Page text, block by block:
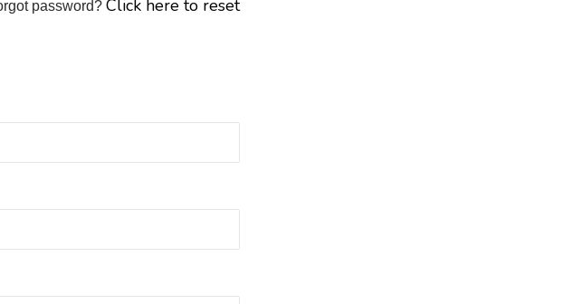
password? Click here to reset